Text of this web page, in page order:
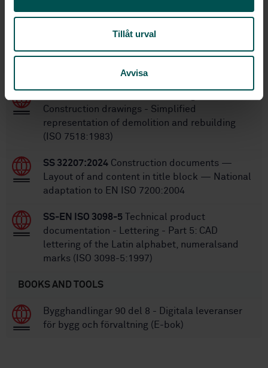
Tillåt urval
Avvisa
Construction drawings - Simplified
representation of demolition and rebuilding
(ISO 7518:1983)
SS 32207:2024 Construction documents —
Layout of and content in title block — National
adaptation to EN ISO 7200:2004
SS-EN ISO 3098-5 Technical product
documentation - Lettering - Part 5: CAD
lettering of the Latin alphabet, numeralsand
marks (ISO 3098-5:1997)
BOOKS AND TOOLS
Bygghandlingar 90 del 8 - Digitala leveranser
för bygg och förvaltning (E-bok)